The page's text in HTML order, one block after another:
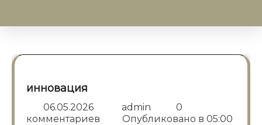
инновация
06.05.2026 admin
0
комментариев
Опубликовано в 05:00